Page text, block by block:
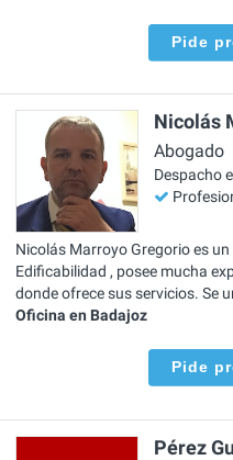
Pide
Nicolás
Abogado
Despacho
Nicolás Marroyo Gregorio es
Edificabilidad , posee mucha
donde ofrece sus servicios. Se
Oficina en Badajoz
Pide
Pérez